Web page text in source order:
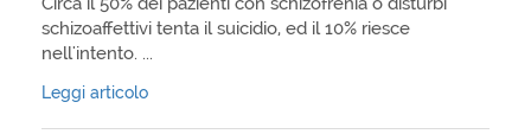
schizoaffettivi tenta il suicidio, ed il 10% riesce
nell'intento. ...
Leggi articolo